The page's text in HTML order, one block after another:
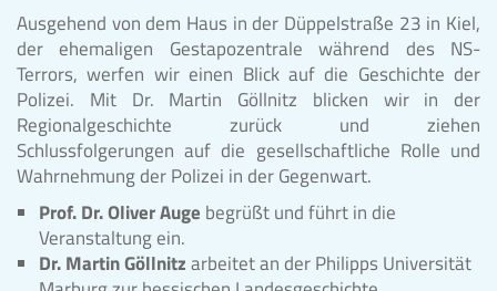
Ausgehend von dem Haus in der Düppelstraße 23 in Kiel,
der ehemaligen Gestapozentrale während des NS-
Terrors, werfen wir einen Blick auf die Geschichte der
Polizei. Mit Dr. Martin Göllnitz blicken wir in der
Regionalgeschichte zurück und ziehen
Schlussfolgerungen auf die gesellschaftliche Rolle und
Wahrnehmung der Polizei in der Gegenwart.
Prof. Dr. Oliver Auge begrüßt und führt in die
Veranstaltung ein.
Dr. Martin Göllnitzarbeitet an der Philipps Universität